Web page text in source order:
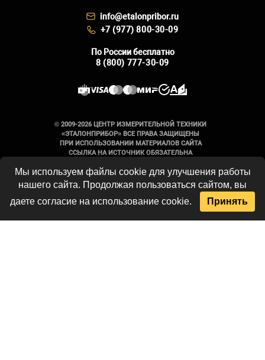
info@etalonpribor.ru
+7 (977) 800-30-09
По России бесплатно
8 (800) 777-30-09
© 2009-2026 ЦЕНТР ИЗМЕРИТЕЛЬНОЙ ТЕХНИКИ
«ЭТАЛОНПРИБОР» ВСЕ ПРАВА ЗАЩИЩЕНЫ
ПРИ ИСПОЛЬЗОВАНИИ МАТЕРИАЛОВ САЙТА
ССЫЛКА НА ИСТОЧНИК ОБЯЗАТЕЛЬНА
Вся информация на сайте носит
справочный характер и не является
положениями Статьи 437 Гражданского
Мы используем файлы cookie для улучшения работы
нашего сайта. Продолжая пользоваться сайтом, вы
даете согласие на использование cookie.
Принять